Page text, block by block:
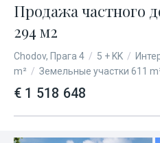
Продажа частного
294 м2
Chodov, Прага 4 / 5 + KK /
m² / Земельные участки 611
€ 1 518 648